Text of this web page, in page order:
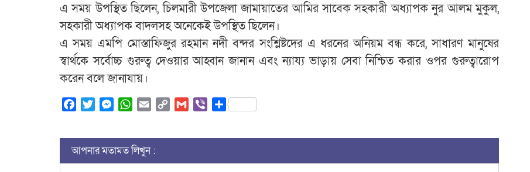
এ সময় উপস্থিত ছিলেন, চিলমারী উপজেলা জামায়াতের আমির সাবেক সহকারী অধ্যাপক নুর আলম মুকুল,
সহকারী অধ্যাপক বাদলসহ অনেকেই উপস্থিত ছিলেন।
এ সময় এমপি মোস্তাফিজুর রহমান নদী বন্দর সংশ্লিষ্টদের এ ধরনের অনিয়ম বন্ধ করে, সাধারণ মানুষের
স্বার্থকে সর্বোচ্চ গুরুত্ব দেওয়ার আহ্বান জানান এবং ন্যায্য ভাড়ায় সেবা নিশ্চিত করার ওপর গুরুত্বারোপ
করেন বলে জানাযায়।
FacebookTwitterMessenger
WhatsApp
Email Copy
Gmail ViberShare
আপনার মতামত লিখুন :